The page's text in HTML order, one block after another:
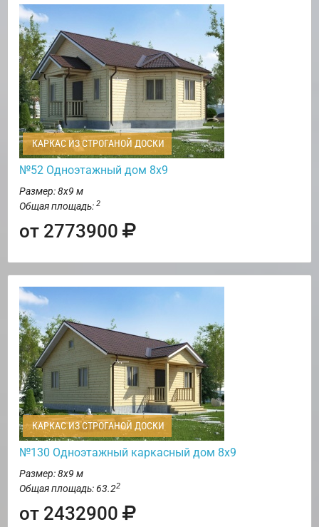
КАРКАС ИЗ СТРОГАНОЙ ДОСКИ
№52 Одноэтажный дом 8х9
Размер: 8х9 м
Общая площадь: 2
от 2773900
КАРКАС ИЗ СТРОГАНОЙ ДОСКИ
№130 Одноэтажный каркасный дом 8х9
Размер: 8х9 м
Общая площадь: 63.22
от 2432900